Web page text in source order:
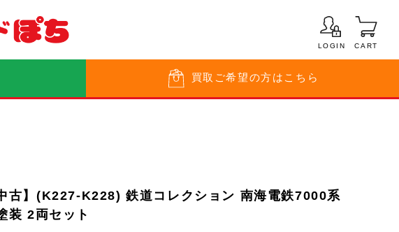
LOGIN CART
買取 ご希望の方はこちら
古】(K227-K228) 鉄道コレクション 南海電鉄7000系
装 2両セット